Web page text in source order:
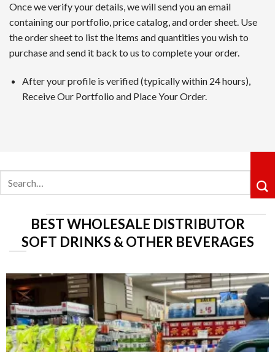
Once we verify your details, we will send you an email
containing our portfolio, price catalog, and order sheet. Use
the order sheet to list the items and quantities you wish to
purchase and send it back to us to complete your order.
After your profile is verified (typically within 24 hours),
Receive Our Portfolio and Place Your Order.
BEST WHOLESALE DISTRIBUTOR
SOFT DRINKS & OTHER BEVERAGES
られる機能も提供されていて評判です。日本語対応スタッ
4位 カジノシークレット（Casino Secret）
レビューを見る
カジノシークレットカジノは革新性のあるキャッシュバッ
ョングループ配下の運営体制も信頼感を高めています。
遊雅堂は2021年にオープンしたベラジョンのグループのネ
るロイヤルティ制度も整っていますしており、プレイすれ
6位の コニベット
レビューを見る
が好評です。VIPレベルは降格しないシステムで、ライジン
第7位 Rainbet
レビューを読む
レインベットは、2023年に開業した暗号通貨専用の次世代